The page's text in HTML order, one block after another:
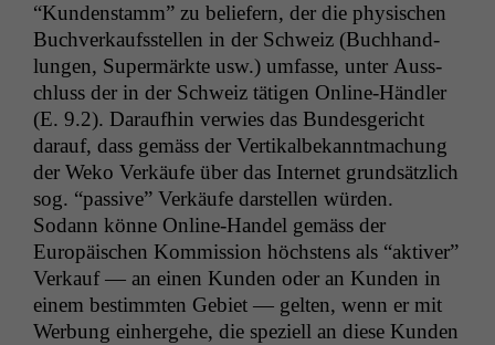
“Kun­den­stamm” zu beliefern, der die physis­chen
Buchverkauf­sstellen in der Schweiz (Buch­hand­
lun­gen, Super­märk­te usw.) umfasse, unter Auss­
chluss der in der Schweiz täti­gen Online-Händler
(E. 9.2). Daraufhin ver­wies das Bun­des­gericht
darauf, dass gemäss der Ver­tikalbekan­nt­machung
der Weko Verkäufe über das Inter­net grund­sät­zlich
sog. “pas­sive” Verkäufe darstellen wür­den.
Sodann könne Online-Han­del gemäss der
Europäis­chen Kom­mis­sion höch­stens als “aktiv­er”
Verkauf — an einen Kun­den oder an Kun­den in
einem bes­timmten Gebi­et — gel­ten, wenn er mit
Wer­bung ein­herge­he, die speziell an diese Kun­den